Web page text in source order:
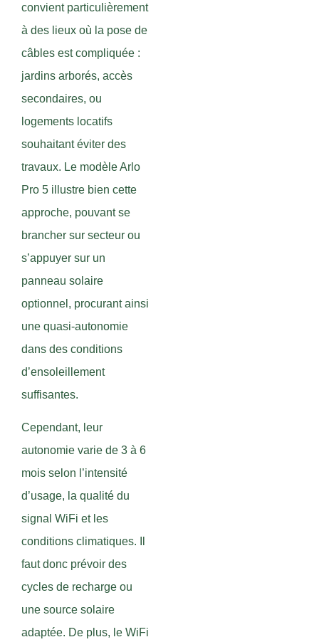
convient particulièrement
à des lieux où la pose de
câbles est compliquée :
jardins arborés, accès
secondaires, ou
logements locatifs
souhaitant éviter des
travaux. Le modèle Arlo
Pro 5 illustre bien cette
approche, pouvant se
brancher sur secteur ou
s’appuyer sur un
panneau solaire
optionnel, procurant ainsi
une quasi-autonomie
dans des conditions
d’ensoleillement
suffisantes.
Cependant, leur
autonomie varie de 3 à 6
mois selon l’intensité
d’usage, la qualité du
signal WiFi et les
conditions climatiques. Il
faut donc prévoir des
cycles de recharge ou
une source solaire
adaptée. De plus, le WiFi